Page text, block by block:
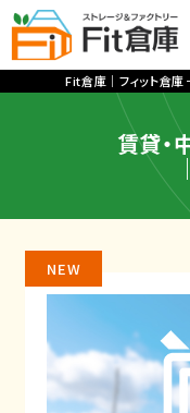
Fit倉庫｜フィット倉庫
賃貸・
NEW